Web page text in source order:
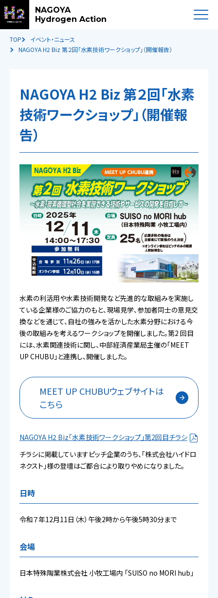
NAGOYA
Hydrogen Action
TOP
イベント・ニュース
NAGOYA H2 Biz 第２回「水素技術ワークショップ」（開催報告）
NAGOYA H2 Biz 第２回「水素
技術ワークショップ」（開催報
告）
水素の利活用や水素技術開発など先進的な取組みを実施し
ている企業様のご協力のもと、現場見学、参加者同士の意見交
換などを通じて、自社の強みを活かした水素分野における今
後の取組みを考えるワークショップを開催しました。第2 回目
には、水素関連技術に関し、中部経済産業局主催の「MEET
UP CHUBU」と連携し、開催しました。
MEET UP CHUBUウェブサイトは
こちら
NAGOYA H2 Biz「水素技術ワークショップ」第2回目チラシ
チラシに掲載していますピッチ企業のうち、「株式会社ハイドロ
ネクスト」様の登壇はご都合により取りやめになりました。
日時
令和７年12月11日（木）午後2時から午後5時30分まで
会場
日本特殊陶業株式会社 小牧工場内 「SUISO no MORI hub」